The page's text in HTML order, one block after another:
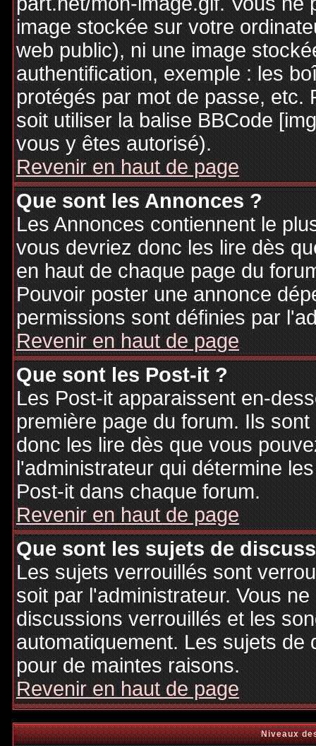
image stockée sur votre
web public), ni une image
authentification, exemple : les
protégés par mot de passe, etc.
soit utiliser la balise BBCode
vous y êtes autorisé).
Revenir en haut de page
Que sont les Annonces ?
Les Annonces contiennent le
vous devriez donc les lire dès
en haut de chaque page du
Pouvoir poster une annonce
permissions sont définies par
Revenir en haut de page
Que sont les Post-it ?
Les Post-it apparaissent en-
première page du forum. Ils
donc les lire dès que vous
l'administrateur qui détermine
Post-it dans chaque forum.
Revenir en haut de page
Que sont les sujets de
Les sujets verrouillés sont
soit par l'administrateur. Vous
discussions verrouillés et les
automatiquement. Les sujets
pour de maintes raisons.
Revenir en haut de page
Niveaux